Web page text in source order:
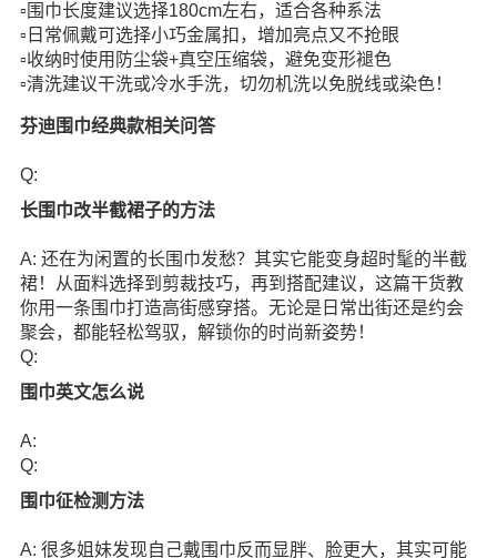
▫️围巾长度建议选择180cm左右，适合各种系法
▫️日常佩戴可选择小巧金属扣，增加亮点又不抢眼
▫️收纳时使用防尘袋+真空压缩袋，避免变形褪色
▫️清洗建议干洗或冷水手洗，切勿机洗以免脱线或染色！
芬迪围巾经典款相关问答
Q:
长围巾改半截裙子的方法
A: 还在为闲置的长围巾发愁？其实它能变身超时髦的半截
裙！从面料选择到剪裁技巧，再到搭配建议，这篇干货教
你用一条围巾打造高街感穿搭。无论是日常出街还是约会
聚会，都能轻松驾驭，解锁你的时尚新姿势！
Q:
围巾英文怎么说
A:
Q:
围巾征检测方法
A: 很多姐妹发现自己戴围巾反而显胖、脸更大，其实可能